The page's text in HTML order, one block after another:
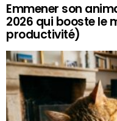
Emmener son
2026 qui booste le
productivité)